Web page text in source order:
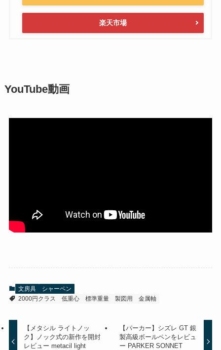
楽天市場
YouTube動画
文房具
シャーペン
2000円クラス
低重心 標準重量 製図用 金属軸
【メタシル ライトノッ
ク】ノック式の新作を開封
レビュー metacil light
【パーカー】シズレ GT 銀
製高級ボールペンをレビュ
ー PARKER SONNET